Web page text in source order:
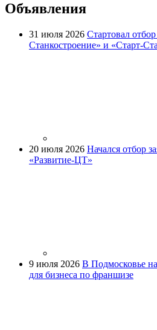
Объявления
31 июля 2026 Стартовал
Станкостроение» и «Старт-
20 июля 2026 Начался отбор
«Развитие-ЦТ»
9 июля 2026 В Подмосковье
для бизнеса по франшизе